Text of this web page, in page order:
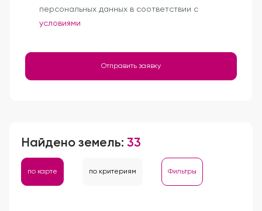
персональных данных в соответствии с
условиями
Отправить заявку
Найдено земель: 33
по карте по критериям Фильтры